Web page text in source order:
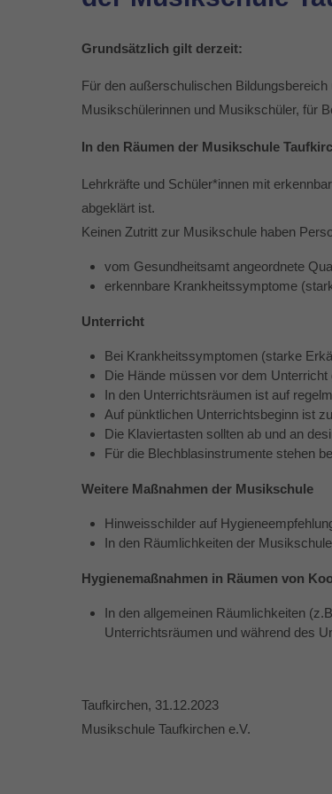
Grundsätzlich gilt derzeit:
Für den außerschulischen
Musikschülerinnen und Musikschüler, für
In den Räumen der Musikschule
Lehrkräfte und Schüler*innen mit
abgeklärt ist.
Keinen Zutritt zur Musikschule haben
vom Gesundheitsamt angeordnete
erkennbare Krankheitssymptome
Unterricht
Bei Krankheitssymptomen (starke
Die Hände müssen vor dem
In den Unterrichtsräumen ist auf
Auf pünktlichen Unterrichtsbeginn ist
Die Klaviertasten sollten ab und an
Für die Blechblasinstrumente stehen
Weitere Maßnahmen der Musikschule
Hinweisschilder auf
In den Räumlichkeiten der
Hygienemaßnahmen in Räumen von
In den allgemeinen Räumlichkeiten
Unterrichtsräumen und während des
Taufkirchen, 31.12.2023
Musikschule Taufkirchen e.V.